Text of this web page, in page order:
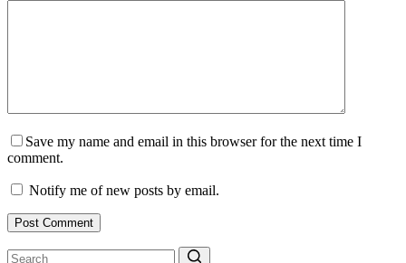
Save my name and email in this browser for the next time I
comment.
Notify me of new posts by email.
Post Comment